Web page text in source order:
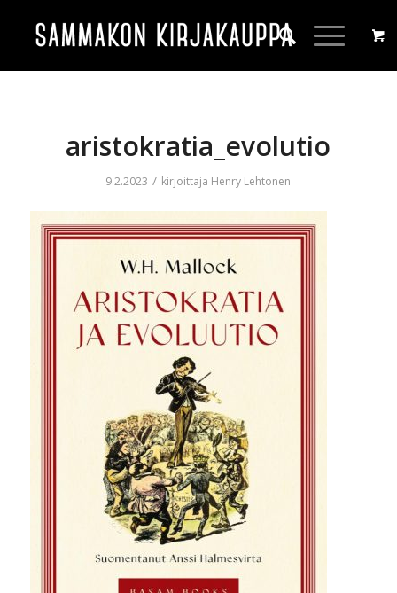
aristokratia_evolutio
9.2.2023 / kirjoittaja Henry Lehtonen